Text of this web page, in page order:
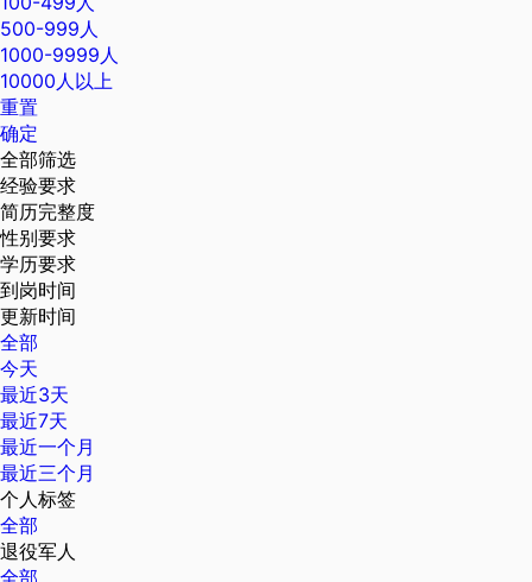
500-999人
1000-9999人
10000人以上
重置
确定
全部筛选
经验要求
简历完整度
性别要求
学历要求
到岗时间
更新时间
全部
今天
最近3天
最近7天
最近一个月
最近三个月
个人标签
全部
退役军人
全部